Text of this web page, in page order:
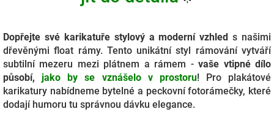
Dopřejte své karikatuře stylový a moderní vzhled s našimi
dřevěnými float rámy. Tento unikátní styl rámování vytváří
subtilní mezeru mezi plátnem a rámem -vaše vtipné dílo
působí,jako by se vznášelo v prostoru! Pro plakátové
karikatury nabídneme bytelné a peckovní fotorámečky, které
dodají humoru tu správnou dávku elegance.